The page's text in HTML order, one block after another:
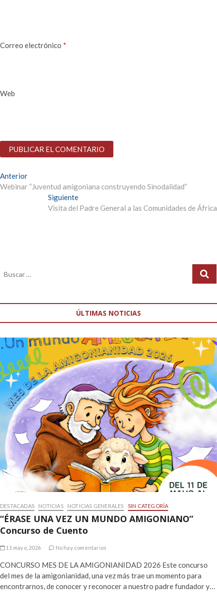
Correo electrónico *
Web
Anterior
Webinar “Juventud amigoniana construyendo Sinodalidad”
Siguiente
Visita del Padre General a las Comunidades de África
ÚLTIMAS NOTICIAS
DESTACADAS NOTICIAS NOTICIAS GENERALES SIN CATEGORÍA
“ÉRASE UNA VEZ UN MUNDO AMIGONIANO”
Concurso de Cuento
11 mayo, 2026 No hay comentarios
CONCURSO MES DE LA AMIGONIANIDAD 2026 Este concurso
del mes de la amigonianidad, una vez más trae un momento para
encontrarnos, de conocer y reconocer a nuestro padre fundador y…